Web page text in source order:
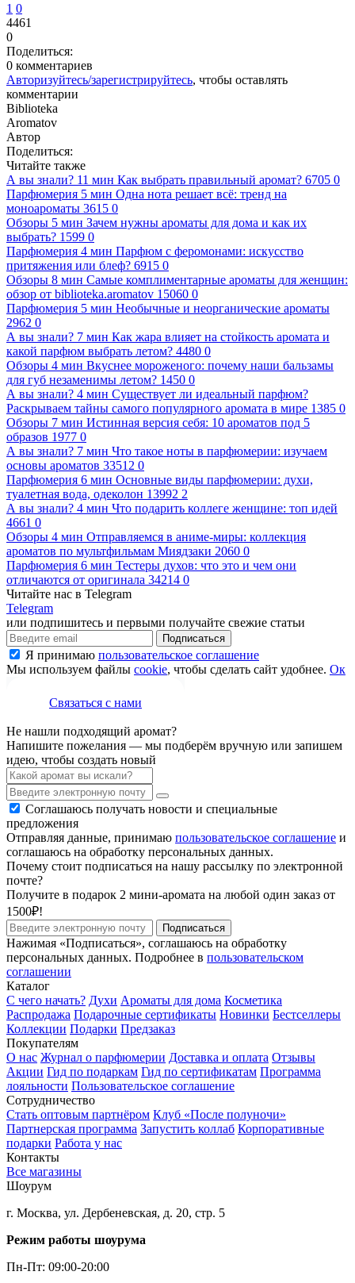
1 0
4461
0
Поделиться:
0 комментариев
Авторизуйтесь/зарегистрируйтесь, чтобы оставлять
комментарии
Biblioteka
Aromatov
Автор
Поделиться:
Читайте также
А вы знали? 11 мин Как выбрать правильный аромат? 6705 0
Парфюмерия 5 мин Одна нота решает всё: тренд на
моноароматы 3615 0
Обзоры 5 мин Зачем нужны ароматы для дома и как их
выбрать? 1599 0
Парфюмерия 4 мин Парфюм с феромонами: искусство
притяжения или блеф? 6915 0
Обзоры 8 мин Самые комплиментарные ароматы для женщин:
обзор от biblioteka.aromatov 15060 0
Парфюмерия 5 мин Необычные и неорганические ароматы
2962 0
А вы знали? 7 мин Как жара влияет на стойкость аромата и
какой парфюм выбрать летом? 4480 0
Обзоры 4 мин Вкуснее мороженого: почему наши бальзамы
для губ незаменимы летом? 1450 0
А вы знали? 4 мин Существует ли идеальный парфюм?
Раскрываем тайны самого популярного аромата в мире 1385 0
Обзоры 7 мин Истинная версия себя: 10 ароматов под 5
образов 1977 0
А вы знали? 7 мин Что такое ноты в парфюмерии: изучаем
основы ароматов 33512 0
Парфюмерия 6 мин Основные виды парфюмерии: духи,
туалетная вода, одеколон 13992 2
А вы знали? 4 мин Что подарить коллеге женщине: топ идей
4661 0
Обзоры 4 мин Отправляемся в аниме-миры: коллекция
ароматов по мультфильмам Миядзаки 2060 0
Парфюмерия 6 мин Тестеры духов: что это и чем они
отличаются от оригинала 34214 0
Читайте нас в Telegram
Telegram
или подпишитесь и первыми получайте свежие статьи
Подписаться
Я принимаю пользовательское соглашение
Мы используем файлы cookie, чтобы сделать сайт удобнее. Ок
Связаться с нами
Не нашли подходящий аромат?
Напишите пожелания — мы подберём вручную или запишем
идею, чтобы создать новый
Соглашаюсь получать новости и специальные
предложения
Отправляя данные, принимаю пользовательское соглашение и
соглашаюсь на обработку персональных данных.
Почему стоит подписаться на нашу рассылку по электронной
почте?
Получите в подарок 2 мини-аромата на любой один заказ от
1500₽!
Подписаться
Нажимая «Подписаться», соглашаюсь на обработку
персональных данных. Подробнее в пользовательском
соглашении
Каталог
С чего начать? Духи Ароматы для дома Косметика
Распродажа Подарочные сертификаты Новинки Бестселлеры
Коллекции Подарки Предзаказ
Покупателям
О нас Журнал о парфюмерии Доставка и оплата Отзывы
Акции Гид по подаркам Гид по сертификатам Программа
лояльности Пользовательское соглашение
Сотрудничество
Стать оптовым партнёром Клуб «После полуночи»
Партнерская программа Запустить коллаб Корпоративные
подарки Работа у нас
Контакты
Все магазины
Шоурум
г. Москва, ул. Дербеневская, д. 20, стр. 5
Режим работы шоурума
Пн-Пт: 09:00-20:00